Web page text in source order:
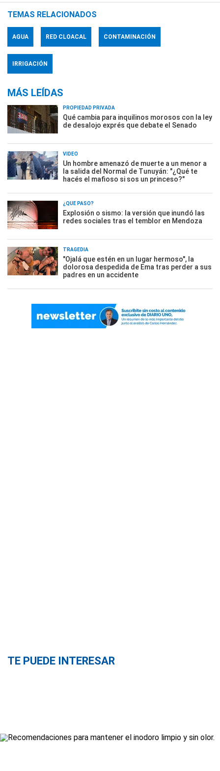
TEMAS RELACIONADOS
AGUA RED CLOACAL CONTAMINACIÓN
IRRIGACIÓN
MÁS LEÍDAS
PROPIEDAD PRIVADA
Qué cambia para inquilinos morosos con la ley
de desalojo exprés que debate el Senado
VIDEO
Un hombre amenazó de muerte a un menor a
la salida del Normal de Tunuyán: "¿Qué te
hacés el mafioso si sos un princeso?"
¿QUÉ PASÓ?
Explosión o sismo: la versión que inundó las
redes sociales tras el temblor en Mendoza
TRAGEDIA
"Ojalá que estén en un lugar hermoso", la
dolorosa despedida de Ema tras perder a sus
padres en un accidente
TE PUEDE INTERESAR